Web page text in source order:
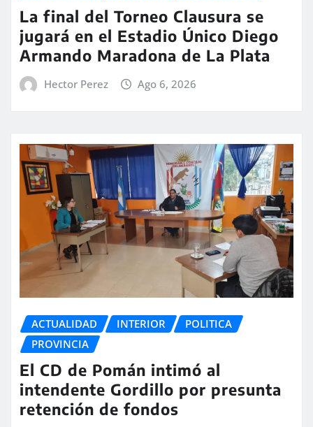
La final del Torneo Clausura se
jugará en el Estadio Único Diego
Armando Maradona de La Plata
Hector Perez Ago 6, 2026
ACTUALIDAD INTERIOR
POLITICA
PROVINCIA
El CD de Pomán intimó al
intendente Gordillo por presunta
retención de fondos